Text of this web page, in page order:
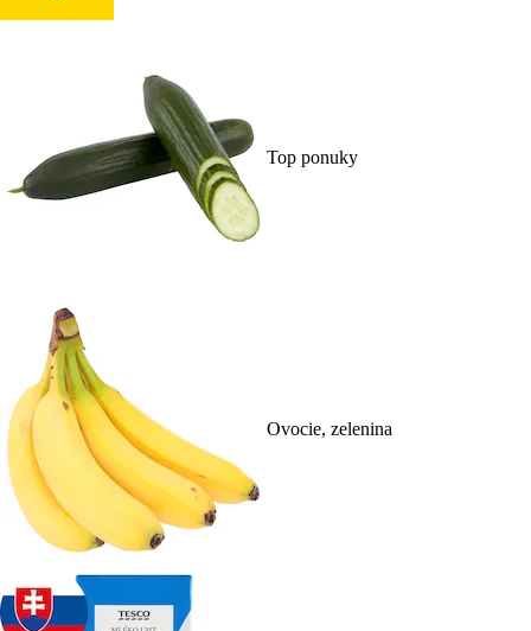
Top ponuky
Ovocie, zelenina